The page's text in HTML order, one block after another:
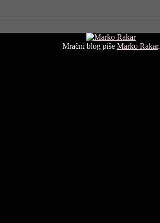
Mračni blog piše Marko Rakar.